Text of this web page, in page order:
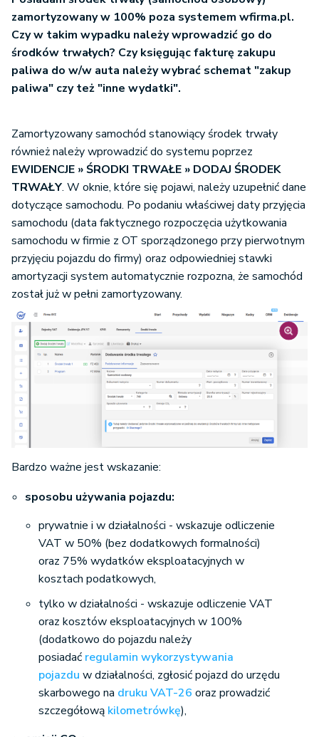
zamortyzowany w 100% poza systemem wfirma.pl.
Czy w takim wypadku należy wprowadzić go do
środków trwałych? Czy księgując fakturę zakupu
paliwa do w/w auta należy wybrać schemat "zakup
paliwa" czy też "inne wydatki".
Zamortyzowany samochód stanowiący środek trwały
również należy wprowadzić do systemu poprzez
EWIDENCJE » ŚRODKI TRWAŁE » DODAJ ŚRODEK
TRWAŁY. W oknie, które się pojawi, należy uzupełnić dane
dotyczące samochodu. Po podaniu właściwej daty przyjęcia
samochodu (data faktycznego rozpoczęcia użytkowania
samochodu w firmie z OT sporządzonego przy pierwotnym
przyjęciu pojazdu do firmy) oraz odpowiedniej stawki
amortyzacji system automatycznie rozpozna, że samochód
został już w pełni zamortyzowany.
Bardzo ważne jest wskazanie:
sposobu używania pojazdu:
prywatnie i w działalności - wskazuje odliczenie
VAT w 50% (bez dodatkowych formalności)
oraz 75% wydatków eksploatacyjnych w
kosztach podatkowych,
tylko w działalności - wskazuje odliczenie VAT
oraz kosztów eksploatacyjnych w 100%
(dodatkowo do pojazdu należy
posiadać regulamin wykorzystywania
pojazdu w działalności, zgłosić pojazd do urzędu
skarbowego na druku VAT-26 oraz prowadzić
szczegółową kilometrówkę),